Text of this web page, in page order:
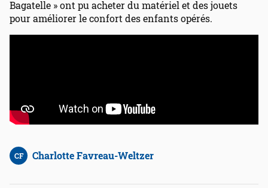
Bagatelle » ont pu acheter du matériel et des jouets
pour améliorer le confort des enfants opérés.
CF Charlotte Favreau-Weltzer